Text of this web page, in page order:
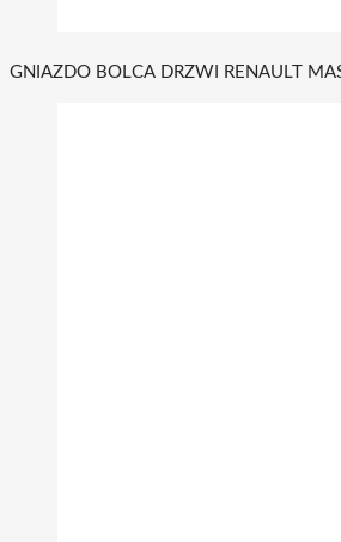
GNIAZDO BOLCA DRZWI RENAULT